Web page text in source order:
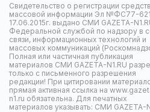
Свидетельство о регистрации
массовой информации Эл №ФС77-
17.06.2015г. выдано СМИ GAZETA-
Федеральной службой по надзору в
связи, информационных технологий и
массовых коммуникаций
Полная или частичная публикация
материалов СМИ GAZETA-N1.RU
только с письменного разрешения
редакции! При цитировании
прямая активная ссылка на
n1.ru обязательна. Для печатных
материалов указывать: СМИ GAZETA-